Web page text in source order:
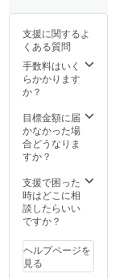
さい。
い方は
「な
し」と
ご記入
支援に関するよ
くある質問
手数料はいく
らかかります
か？
目標金額に届
かなかった場
合どうなりま
すか？
支援で困った
時はどこに相
談したらいい
ですか？
ヘルプページを
見る